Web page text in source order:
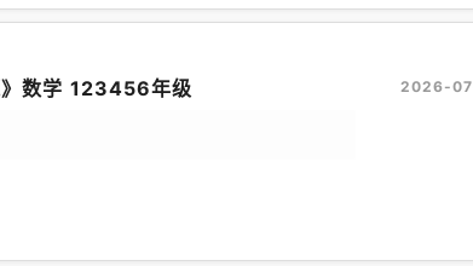
数学 123456年级 2026-